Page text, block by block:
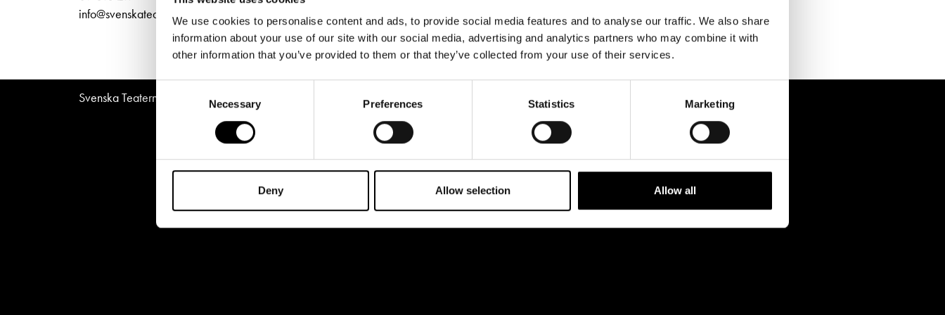
We use cookies to personalise content and ads, to provide social media features and to analyse our traffic. We also share
information about your use of our site with our social media, advertising and analytics partners who may combine it with
other information that you’ve provided to them or that they’ve collected from your use of their services.
Necessary Preferences Statistics Marketing
Deny Allow selection Allow all
Platskarta
Press
Jobba hos oss
Svenska Teatern Live
info@svenskateatern.fi
Jobba hos oss
Svenska Teatern © All Rights Reserved 2026